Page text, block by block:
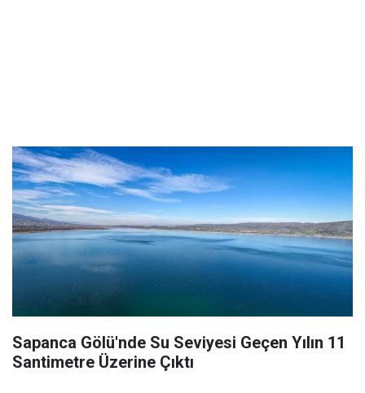
Sapanca Gölü'nde Su Seviyesi Geçen Yılın 11
Santimetre Üzerine Çıktı